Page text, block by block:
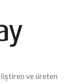
ve üreten